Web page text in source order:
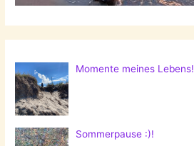
Momente meines Lebens!
Sommerpause :)!